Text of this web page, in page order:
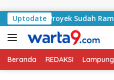
Uptodate
Proyek Sudah Rampung
Beranda REDAKSI Lampung